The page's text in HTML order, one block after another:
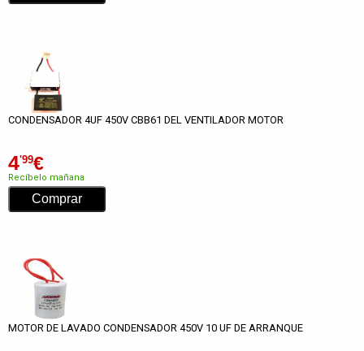
CONDENSADOR 4UF 450V CBB61 DEL VENTILADOR MOTOR
4'99€
Recíbelo mañana
MOTOR DE LAVADO CONDENSADOR 450V 10 UF DE ARRANQUE